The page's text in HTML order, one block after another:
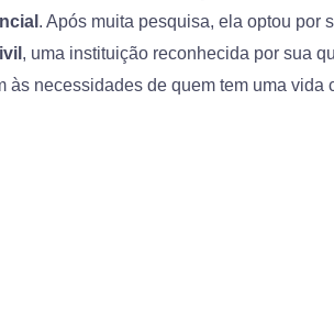
. Após muita pesquisa, ela optou por
, uma instituição reconhecida por sua
às necessidades de quem tem uma vida